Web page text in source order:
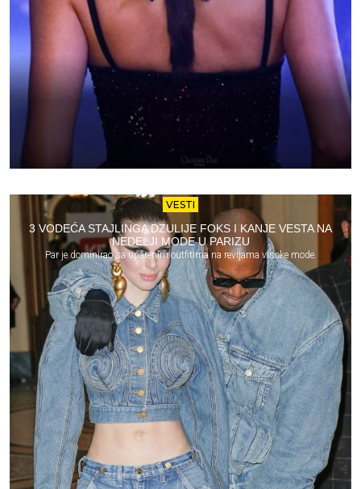
VESTI
3 VODEĆA STAJLINGA DZULIJE FOKS I KANJE VESTA NA
NEDELJI MODE U PARIZU
Par je dominirao sa uparenim outfitima na revijama visoke mode.